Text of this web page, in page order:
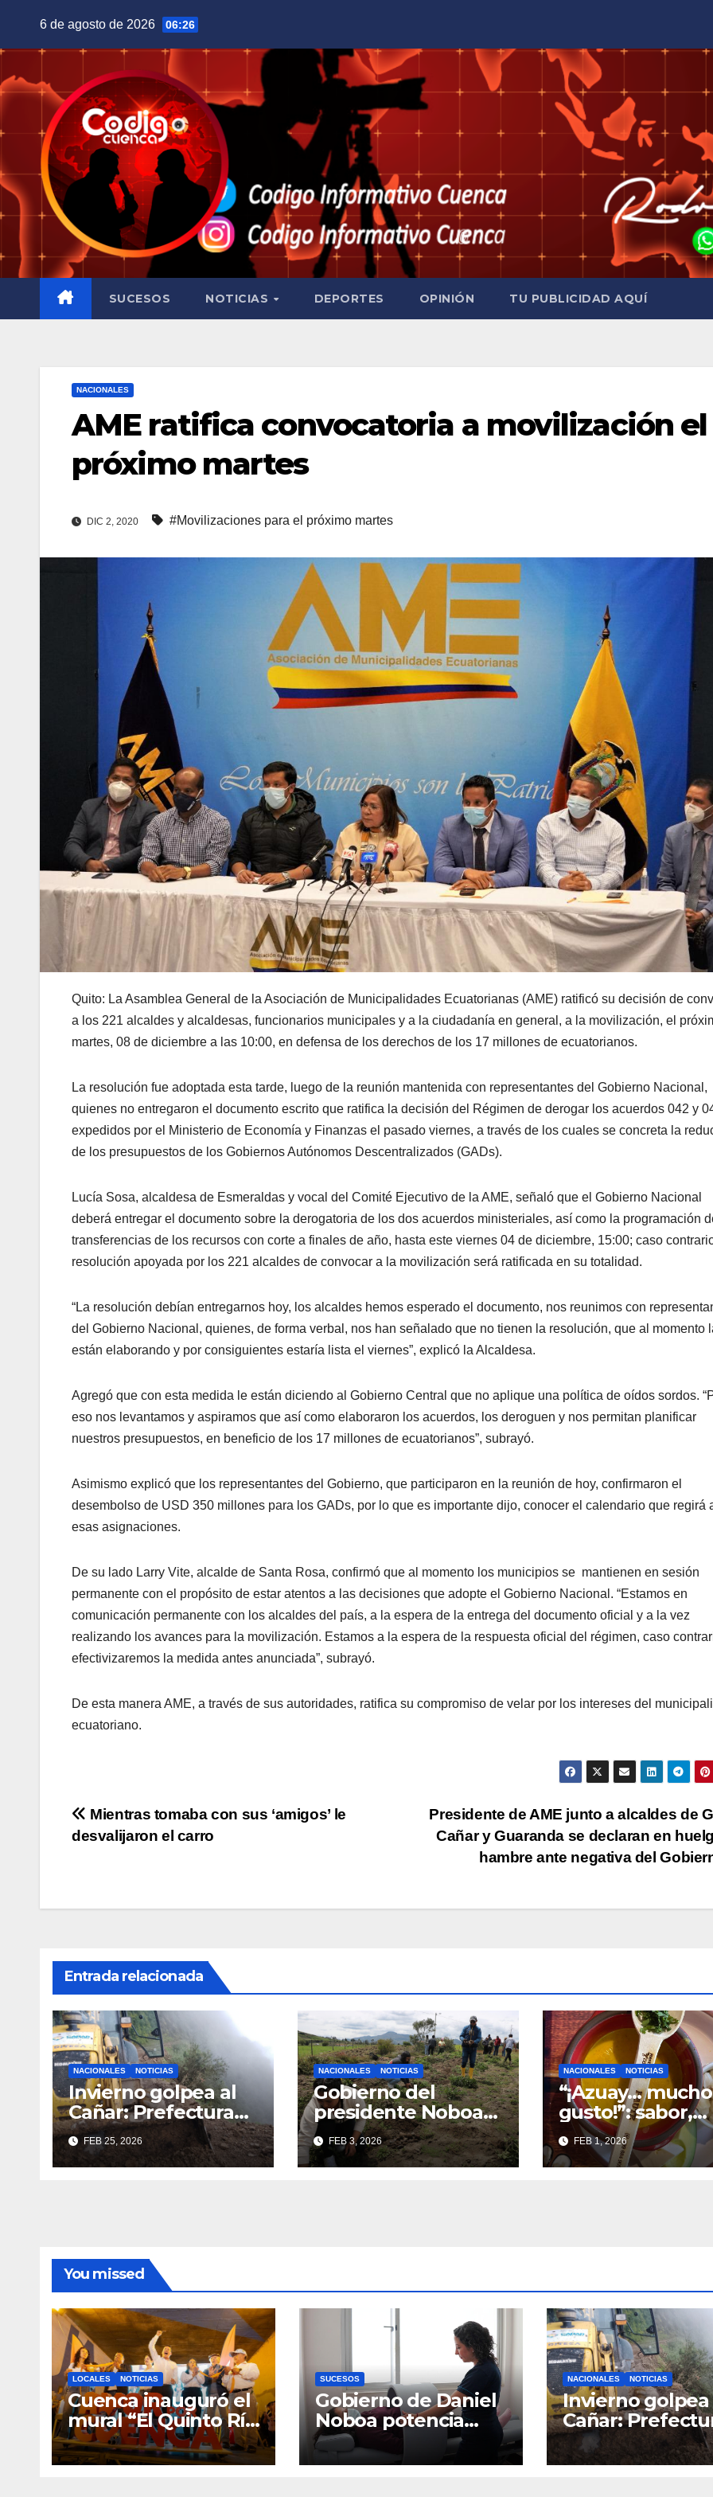
contenido
6 de agosto de 2026 06:26
SUCESOS NOTICIAS DEPORTES OPINIÓN TU PUBLICIDAD AQUÍ
NACIONALES
AME ratifica convocatoria a movilización el
próximo martes
DIC 2, 2020 #Movilizaciones para el próximo martes
Quito: La Asamblea General de la Asociación de Municipalidades Ecuatorianas (AME) ratificó su decisión de
a los 221 alcaldes y alcaldesas, funcionarios municipales y a la ciudadanía en general, a la movilización, el
martes, 08 de diciembre a las 10:00, en defensa de los derechos de los 17 millones de ecuatorianos.
La resolución fue adoptada esta tarde, luego de la reunión mantenida con representantes del Gobierno Nacional,
quienes no entregaron el documento escrito que ratifica la decisión del Régimen de derogar los acuerdos 042 y
expedidos por el Ministerio de Economía y Finanzas el pasado viernes, a través de los cuales se concreta la
de los presupuestos de los Gobiernos Autónomos Descentralizados (GADs).
Lucía Sosa, alcaldesa de Esmeraldas y vocal del Comité Ejecutivo de la AME, señaló que el Gobierno Nacional
deberá entregar el documento sobre la derogatoria de los dos acuerdos ministeriales, así como la programación
transferencias de los recursos con corte a finales de año, hasta este viernes 04 de diciembre, 15:00; caso
resolución apoyada por los 221 alcaldes de convocar a la movilización será ratificada en su totalidad.
“La resolución debían entregarnos hoy, los alcaldes hemos esperado el documento, nos reunimos con
del Gobierno Nacional, quienes, de forma verbal, nos han señalado que no tienen la resolución, que al momento
están elaborando y por consiguientes estaría lista el viernes”, explicó la Alcaldesa.
Agregó que con esta medida le están diciendo al Gobierno Central que no aplique una política de oídos sordos.
eso nos levantamos y aspiramos que así como elaboraron los acuerdos, los deroguen y nos permitan planificar
nuestros presupuestos, en beneficio de los 17 millones de ecuatorianos”, subrayó.
Asimismo explicó que los representantes del Gobierno, que participaron en la reunión de hoy, confirmaron el
desembolso de USD 350 millones para los GADs, por lo que es importante dijo, conocer el calendario que regirá
esas asignaciones.
De su lado Larry Vite, alcalde de Santa Rosa, confirmó que al momento los municipios se mantienen en sesión
permanente con el propósito de estar atentos a las decisiones que adopte el Gobierno Nacional. “Estamos en
comunicación permanente con los alcaldes del país, a la espera de la entrega del documento oficial y a la vez
realizando los avances para la movilización. Estamos a la espera de la respuesta oficial del régimen, caso
efectivizaremos la medida antes anunciada”, subrayó.
De esta manera AME, a través de sus autoridades, ratifica su compromiso de velar por los intereses del
ecuatoriano.
Navegación
Presidente de AME junto a alcaldes de
Cañar y Guaranda se declaran en
hambre ante negativa del
Mientras tomaba con sus ‘amigos’ le
desvalijaron el carro
Entrada relacionada
NACIONALES NOTICIAS
Invierno golpea al
Cañar: Prefectura
despliega
maquinaria en toda
la provincia para
FEB 25, 2026
NACIONALES NOTICIAS
Gobierno del
presidente Noboa
fortalecerá
capacidades de
más de 10.000
FEB 3, 2026
NACIONALES NOTICIAS
“¡Azuay… mucho
gusto!”: sabor,
historia,
experiencias
turísticas y
FEB 1, 2026
You missed
LOCALES NOTICIAS
Cuenca inauguró el
mural “El Quinto Río
Vive”, símbolo de la
defensa ciudadana
SUCESOS
Gobierno de Daniel
Noboa potencia
Centro Materno
Infantil y
NACIONALES NOTICIAS
Invierno golpea
Cañar:
despliega
maquinaria en